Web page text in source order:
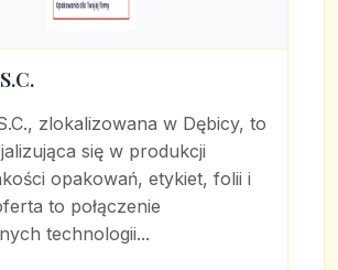
zlokalizowana w Dębicy, to
się w produkcji
opakowań, etykiet, folii i
to połączenie
technologii...